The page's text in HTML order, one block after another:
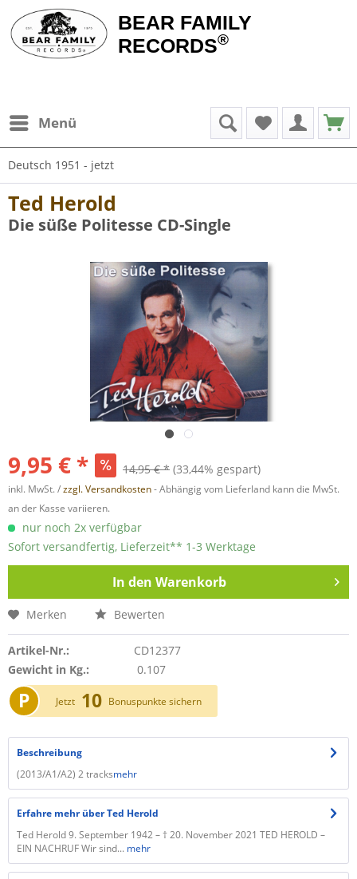
BEAR FAMILY
RECORDS®
Menü
Deutsch 1951 - jetzt
Ted Herold
Die süße Politesse CD-Single
9,95 € * 14,95 € * (33,44% gespart)
inkl. MwSt. /zzgl. Versandkosten- Abhängig vom Lieferland kann die MwSt.
an der Kasse variieren.
nur noch 2x verfügbar
Sofort versandfertig, Lieferzeit** 1-3 Werktage
In den Warenkorb
Merken Bewerten
Artikel-Nr.:
CD12377
Gewicht in Kg.:
0.107
P Jetzt 10 Bonuspunkte sichern
Beschreibung
(2013/A1/A2) 2 tracksmehr
Erfahre mehr über Ted Herold
Ted Herold 9. September 1942 – † 20. November 2021 TED HEROLD –
EIN NACHRUF Wir sind... mehr